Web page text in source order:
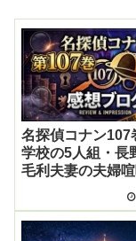
名探偵コナン107
学校の5人組・長
毛利夫妻の夫婦